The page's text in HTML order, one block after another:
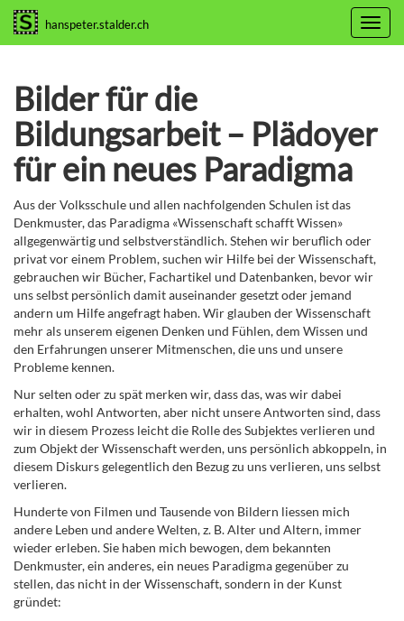
hanspeter.stalder.ch
Bilder für die
Bildungsarbeit – Plädoyer
für ein neues Paradigma
Aus der Volksschule und allen nachfolgenden Schulen ist das
Denkmuster, das Paradigma «Wissenschaft schafft Wissen»
allgegenwärtig und selbstverständlich. Stehen wir beruflich oder
privat vor einem Problem, suchen wir Hilfe bei der Wissenschaft,
gebrauchen wir Bücher, Fachartikel und Datenbanken, bevor wir
uns selbst persönlich damit auseinander gesetzt oder jemand
andern um Hilfe angefragt haben. Wir glauben der Wissenschaft
mehr als unserem eigenen Denken und Fühlen, dem Wissen und
den Erfahrungen unserer Mitmenschen, die uns und unsere
Probleme kennen.
Nur selten oder zu spät merken wir, dass das, was wir dabei
erhalten, wohl Antworten, aber nicht unsere Antworten sind, dass
wir in diesem Prozess leicht die Rolle des Subjektes verlieren und
zum Objekt der Wissenschaft werden, uns persönlich abkoppeln, in
diesem Diskurs gelegentlich den Bezug zu uns verlieren, uns selbst
verlieren.
Hunderte von Filmen und Tausende von Bildern liessen mich
andere Leben und andere Welten, z. B. Alter und Altern, immer
wieder erleben. Sie haben mich bewogen, dem bekannten
Denkmuster, ein anderes, ein neues Paradigma gegenüber zu
stellen, das nicht in der Wissenschaft, sondern in der Kunst
gründet: